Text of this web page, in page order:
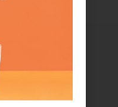
de pago